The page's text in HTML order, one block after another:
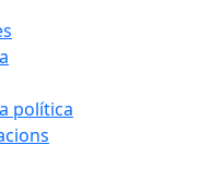
política